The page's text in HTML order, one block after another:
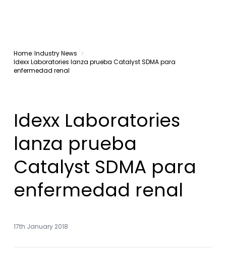
Home Industry News
Idexx Laboratories lanza prueba Catalyst SDMA para
enfermedad renal
Idexx Laboratories
lanza prueba
Catalyst SDMA para
enfermedad renal
17th January 2018